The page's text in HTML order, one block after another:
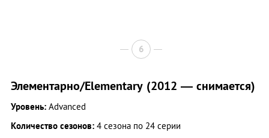
6
Элементарно/Elementary (2012 — снимается)
Уровень: Advanced
Количество сезонов: 4 сезона по 24 серии